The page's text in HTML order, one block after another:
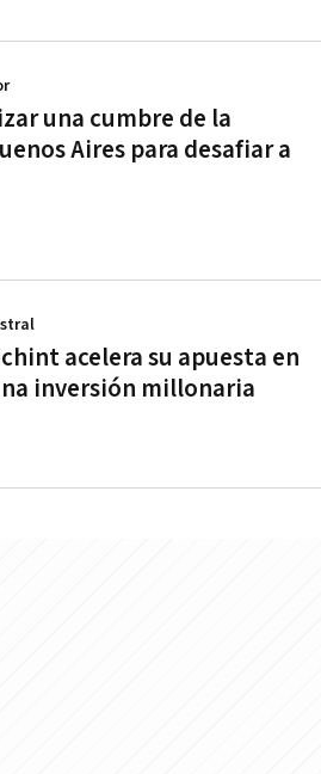
una cumbre de la
Aires para desafiar a
acelera su apuesta en
inversión millonaria